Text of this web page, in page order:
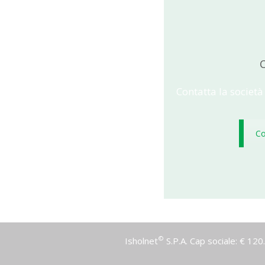
Contatta la
Isholnet© S.P.A. Cap sociale: €